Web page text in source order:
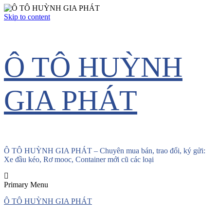
Skip to content
Ô TÔ HUỲNH
GIA PHÁT
Ô TÔ HUỲNH GIA PHÁT – Chuyên mua bán, trao đổi, ký gửi:
Xe đầu kéo, Rơ mooc, Container mới cũ các loại
Primary Menu
Ô TÔ HUỲNH GIA PHÁT